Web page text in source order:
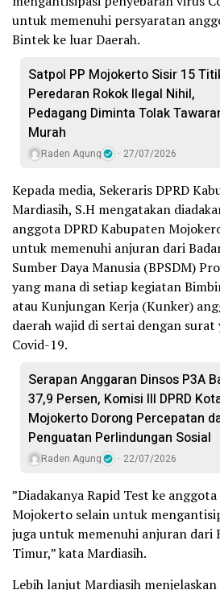
untuk memenuhi persyaratan
Bintek ke luar Daerah.
Satpol PP Mojokerto Sisir 15
Peredaran Rokok Ilegal Nihil,
Pedagang Diminta Tolak
Murah
Raden Agung 27/07/2026
Kepada media, Sekeraris DPRD
Mardiasih, S.H mengatakan
anggota DPRD Kabupaten
untuk memenuhi anjuran dari
Sumber Daya Manusia (BPSDM)
yang mana di setiap kegiatan
atau Kunjungan Kerja (Kunker)
daerah wajid di sertai dengan surat
Covid-19.
Serapan Anggaran Dinsos P3A
37,9 Persen, Komisi III DPRD
Mojokerto Dorong Percepatan
Penguatan Perlindungan Sosial
Raden Agung 22/07/2026
”Diadakanya Rapid Test ke
Mojokerto selain untuk
juga untuk memenuhi anjuran dari
Timur,” kata Mardiasih.
Lebih lanjut Mardiasih